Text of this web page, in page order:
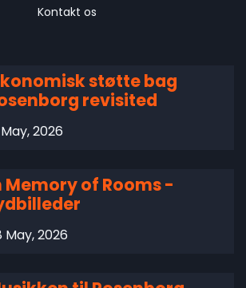
Kontakt os
støtte bag
revisited
May, 2026
Memory of Rooms -
May, 2026